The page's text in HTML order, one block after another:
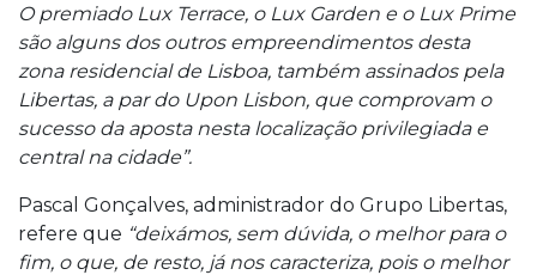
O premiado Lux Terrace, o Lux Garden e o Lux Prime
são alguns dos outros empreendimentos desta
zona residencial de Lisboa, também assinados pela
Libertas, a par do Upon Lisbon, que comprovam o
sucesso da aposta nesta localização privilegiada e
central na cidade”.
Pascal Gonçalves, administrador do Grupo Libertas,
refere que “deixámos, sem dúvida, o melhor para o
fim, o que, de resto, já nos caracteriza, pois o melhor